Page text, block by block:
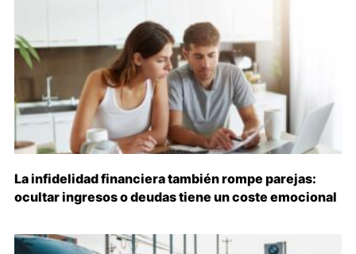
La infidelidad financiera también rompe parejas:
ocultar ingresos o deudas tiene un coste emocional